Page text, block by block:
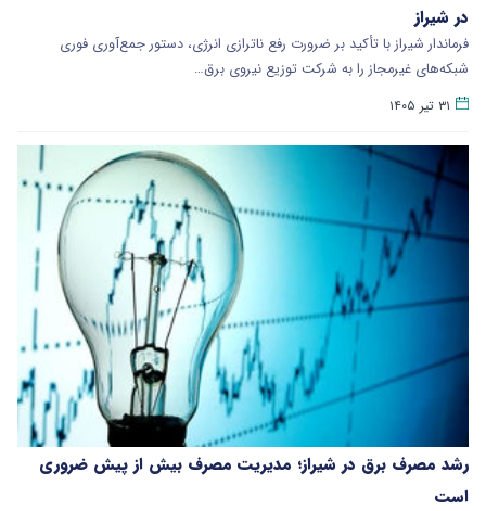
در شیراز
فرماندار شیراز با تأکید بر ضرورت رفع ناترازی انرژی، دستور جمع‌آوری فوری
شبکه‌های غیرمجاز را به شرکت توزیع نیروی برق‌…
۳۱ تیر ۱۴۰۵
رشد مصرف برق در شیراز؛ مدیریت مصرف بیش از پیش ضروری
است